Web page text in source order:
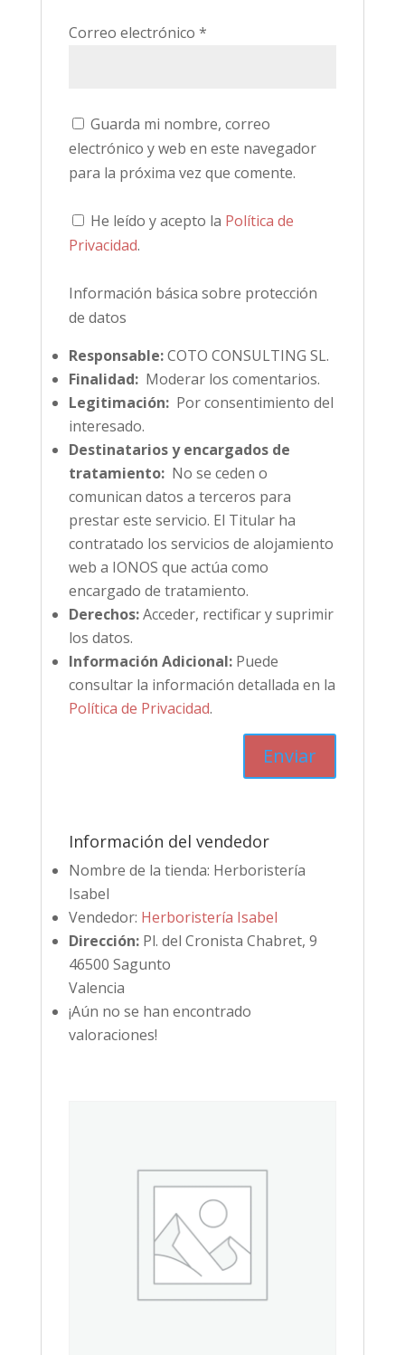
Correo electrónico *
Guarda mi nombre, correo
electrónico y web en este navegador
para la próxima vez que comente.
He leído y acepto la Política de
Privacidad.
Información básica sobre protección
de datos
Responsable:COTO CONSULTING SL.
Finalidad:Moderar los comentarios.
Legitimación:Por consentimiento del
interesado.
Destinatarios y encargados de
tratamiento:No se ceden o
comunican datos a terceros para
prestar este servicio. El Titular ha
contratado los servicios de alojamiento
web a IONOS que actúa como
encargado de tratamiento.
Derechos:Acceder, rectificar y suprimir
los datos.
Información Adicional:Puede
consultar la información detallada en la
Política de Privacidad.
Información del vendedor
Nombre de la tienda: Herboristería
Isabel
Vendedor: Herboristería Isabel
Dirección: Pl. del Cronista Chabret, 9
46500 Sagunto
Valencia
¡Aún no se han encontrado
valoraciones!